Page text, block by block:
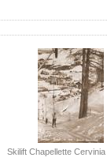
Skilift Chapellette Cervinia